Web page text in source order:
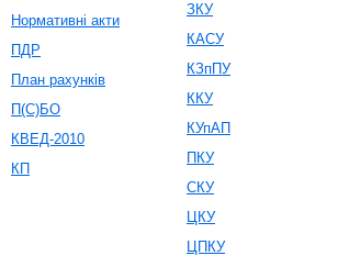
Нормативні акти
ПДР
План рахунків
П(С)БО
КВЕД-2010
КП
ЗКУ
КАСУ
КЗпПУ
ККУ
КУпАП
ПКУ
СКУ
ЦКУ
ЦПКУ